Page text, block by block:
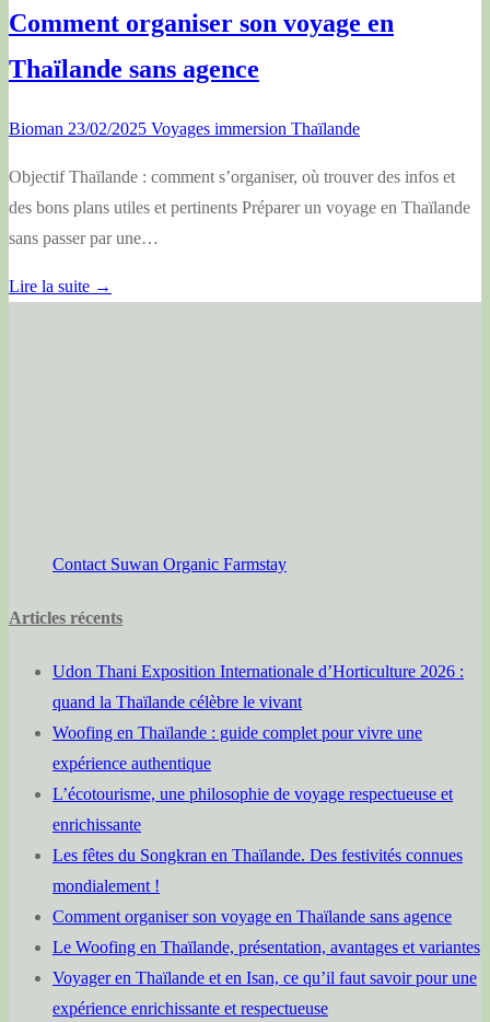
Comment organiser son voyage en
Thaïlande sans agence
Bioman 23/02/2025 Voyages immersion Thaïlande
Objectif Thaïlande : comment s’organiser, où trouver des infos et
des bons plans utiles et pertinents Préparer un voyage en Thaïlande
sans passer par une…
Lire la suite →
Contact Suwan Organic Farmstay
Articles récents
Udon Thani Exposition Internationale d’Horticulture 2026 :
quand la Thaïlande célèbre le vivant
Woofing en Thaïlande : guide complet pour vivre une
expérience authentique
L’écotourisme, une philosophie de voyage respectueuse et
enrichissante
Les fêtes du Songkran en Thaïlande. Des festivités connues
mondialement !
Comment organiser son voyage en Thaïlande sans agence
Le Woofing en Thaïlande, présentation, avantages et variantes
Voyager en Thaïlande et en Isan, ce qu’il faut savoir pour une
expérience enrichissante et respectueuse